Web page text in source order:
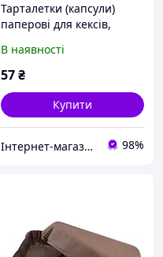
Тарталетки (капсули)
паперові для кексів,
В наявності
57₴
Купити
Інтернет-магазин "Candy" Все для кондитерів 98%